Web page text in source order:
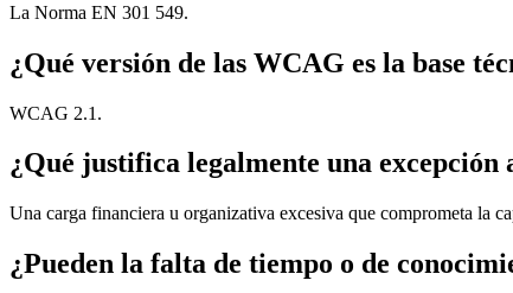
La Norma EN 301 549.
¿Qué versión de las WCAG es la base
WCAG 2.1.
¿Qué justifica legalmente una
Una carga financiera u organizativa excesiva que comprometa la
¿Pueden la falta de tiempo o de